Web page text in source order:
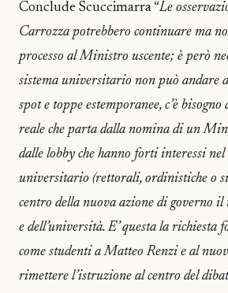
Conclude Scuccimarra “Le
Carrozza potrebbero continuare ma
processo al Ministro uscente; è però
sistema universitario non può andare
spot e toppe estemporanee, c’è
reale che parta dalla nomina di un
dalle lobby che hanno forti interessi nel
universitario (rettorali, ordinistiche o
centro della nuova azione di governo il
e dell’università. E’ questa la richiesta
come studenti a Matteo Renzi e al
rimettere l’istruzione al centro del